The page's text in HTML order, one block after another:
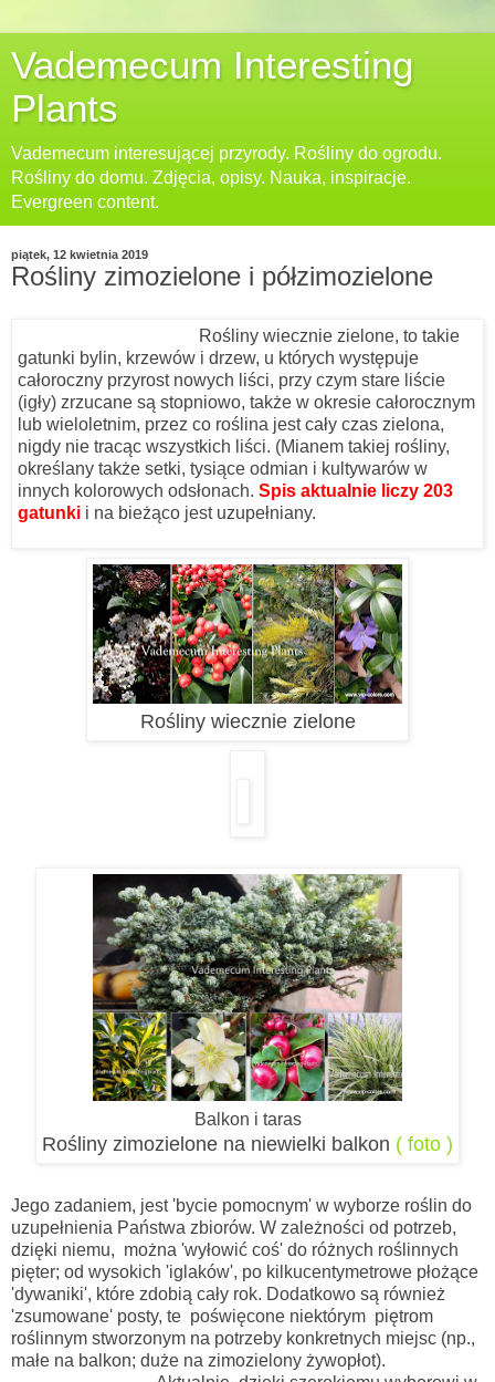
Vademecum Interesting
Plants
Vademecum interesującej przyrody. Rośliny do ogrodu.
Rośliny do domu. Zdjęcia, opisy. Nauka, inspiracje.
Evergreen content.
piątek, 12 kwietnia 2019
Rośliny zimozielone i półzimozielone
Rośliny wiecznie zielone, to takie
gatunki bylin, krzewów i drzew, u których występuje
całoroczny przyrost nowych liści, przy czym stare liście
(igły) zrzucane są stopniowo, także w okresie całorocznym
lub wieloletnim, przez co roślina jest cały czas zielona,
nigdy nie tracąc wszystkich liści. (Mianem takiej rośliny,
określany także setki, tysiące odmian i kultywarów w
innych kolorowych odsłonach. Spis aktualnie liczy 203
gatunki i na bieżąco jest uzupełniany.
Rośliny wiecznie zielone
Balkon i taras
Rośliny zimozielone na niewielki balkon ( foto )
Jego zadaniem, jest 'bycie pomocnym' w wyborze roślin do
uzupełnienia Państwa zbiorów. W zależności od potrzeb,
dzięki niemu, można 'wyłowić coś' do różnych roślinnych
pięter; od wysokich 'iglaków', po kilkucentymetrowe płożące
'dywaniki', które zdobią cały rok. Dodatkowo są również
'zsumowane' posty, te poświęcone niektórym piętrom
roślinnym stworzonym na potrzeby konkretnych miejsc (np.,
małe na balkon; duże na zimozielony żywopłot).